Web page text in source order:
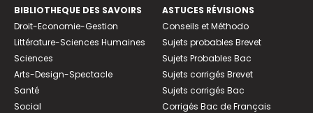
BIBLIOTHEQUE DES SAVOIRS
Droit-Economie-Gestion
Littérature-Sciences Humaines
Sciences
Arts-Design-Spectacle
Santé
Social
ASTUCES RÉVISIONS
Conseils et Méthodo
Sujets probables Brevet
Sujets Probables Bac
Sujets corrigés Brevet
Sujets corrigés Bac
Corrigés Bac de Français